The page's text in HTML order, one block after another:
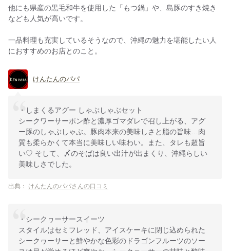
他にも県産の黒毛和牛を使用した「もつ鍋」や、島豚のすき焼き
なども人気が高いです。
一品料理も充実しているそうなので、沖縄の魅力を堪能したい人
におすすめのお店とのこと。
けんたんのパパ
・しまくるアグー しゃぶしゃぶセット
シークワーサーポン酢と濃厚ゴマダレで召し上がる、アグ
ー豚のしゃぶしゃぶ。豚肉本来の美味しさと脂の旨味…肉
質も柔らかくて本当に美味しい味わい。また、タレも超旨
い♡ そして、〆のそばは良い出汁が出まくり、沖縄らしい
美味しさでした。
出典： けんたんのパパさんの口コミ
・シークヮーサースイーツ
スタイルはセミフレッド、アイスケーキに閉じ込められた
シークヮーサーと鮮やかな色彩のドラゴンフルーツのソー